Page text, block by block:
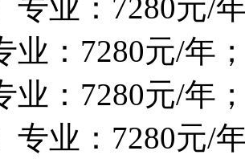
专业：7280元/
业：7280元/年
业：7280元/年
专业：7280元/